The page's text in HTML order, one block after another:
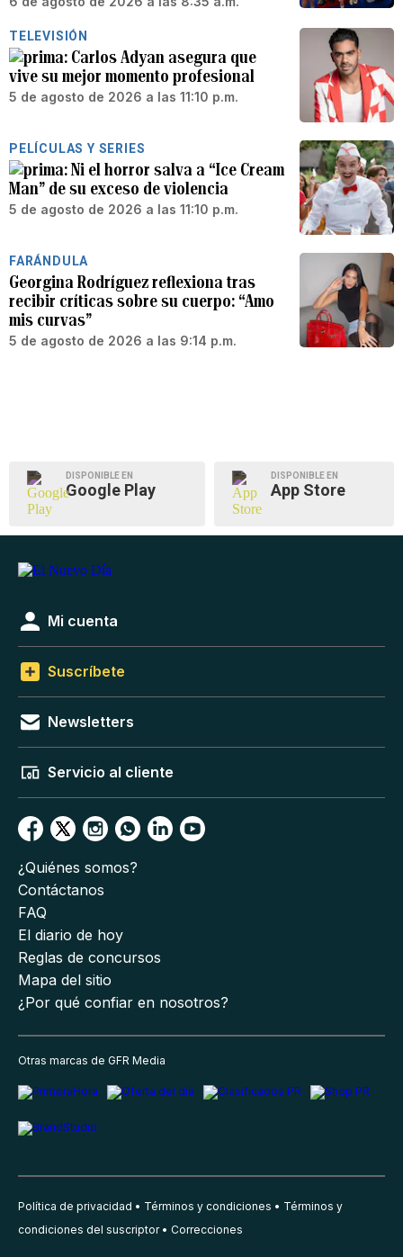
TELEVISIÓN
Carlos Adyan asegura que
vive su mejor momento profesional
5 de agosto de 2026 a las 11:10 p.m.
PELÍCULAS Y SERIES
Ni el horror salva a “Ice Cream
Man” de su exceso de violencia
5 de agosto de 2026 a las 11:10 p.m.
FARÁNDULA
Georgina Rodríguez reflexiona tras
recibir críticas sobre su cuerpo: “Amo
mis curvas”
5 de agosto de 2026 a las 9:14 p.m.
DISPONIBLE EN
Google Play
DISPONIBLE EN
App Store
Mi cuenta
Suscríbete
Newsletters
Servicio al cliente
¿Quiénes somos?
Contáctanos
FAQ
El diario de hoy
Reglas de concursos
Mapa del sitio
¿Por qué confiar en nosotros?
Otras marcas de GFR Media
Política de privacidad Términos y condiciones
Términos y
condiciones del suscriptor
Correcciones